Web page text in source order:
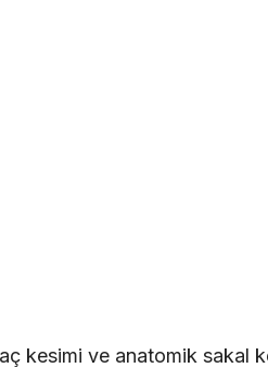
kesimi ve anatomik sakal